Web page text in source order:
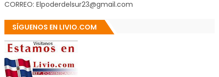
CORREO: Elpoderdelsur23@gmail.com
SÍGUENOS EN LIVIO.COM